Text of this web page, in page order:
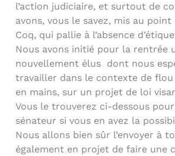
l’action judiciaire, et surtout de
avons, vous le savez, mis au
Coq, qui pallie à l’absence
Nous avons initié pour la rentrée
nouvellement élus dont nous
travailler dans le contexte de
en mains, sur un projet de loi
Vous le trouverez ci-dessous
sénateur si vous en avez la
Nous allons bien sûr l’envoyer à
également en projet de faire une